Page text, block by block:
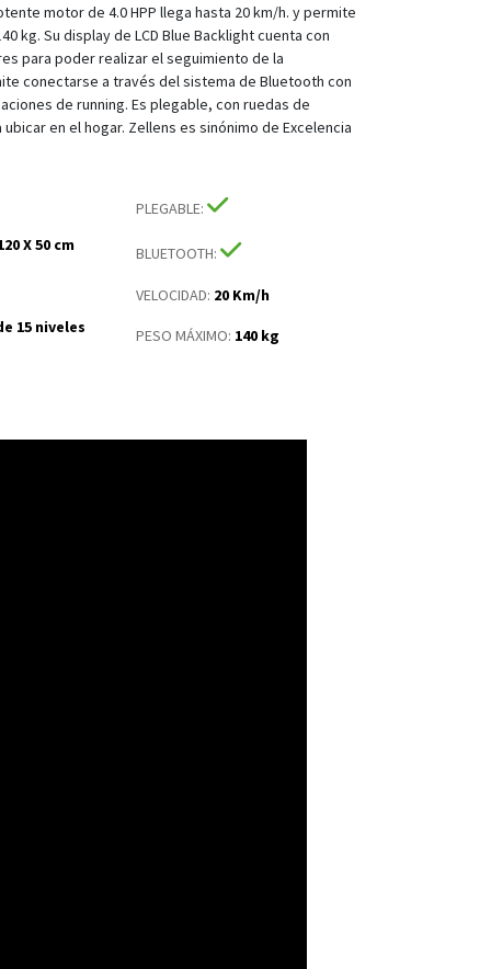
motor de 4.0 HPP llega hasta 20 km/h. y permite
kg. Su display de LCD Blue Backlight cuenta con
para poder realizar el seguimiento de la
conectarse a través del sistema de Bluetooth con
de running. Es plegable, con ruedas de
en el hogar. Zellens es sinónimo de Excelencia
X 50 cm
15 niveles
PLEGABLE:
BLUETOOTH:
VELOCIDAD: 20 Km/h
PESO MÁXIMO: 140 kg